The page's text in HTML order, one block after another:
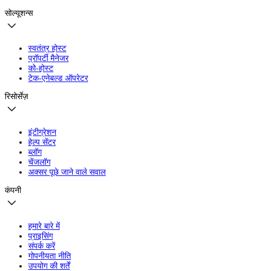
सोल्यूशन्स
स्वतंत्र होस्ट
प्रॉपर्टी मैनेजर
को-होस्ट
टेक-एनेबल्ड ऑपरेटर
रिसोर्सेज़
इंटीग्रेशन
हेल्प सेंटर
ब्लॉग
चेंजलॉग
अक्सर पूछे जाने वाले सवाल
कंपनी
हमारे बारे में
प्राइसिंग
संपर्क करें
गोपनीयता नीति
उपयोग की शर्तें